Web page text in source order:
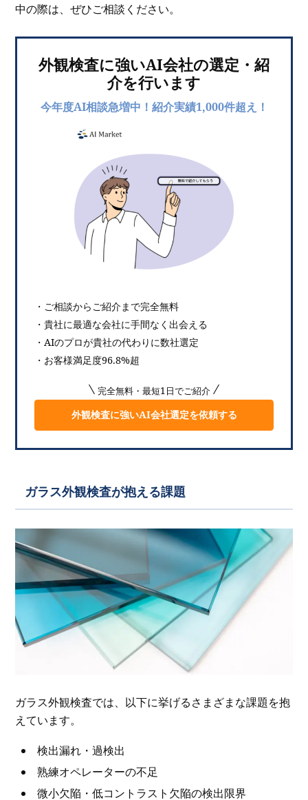
中の際は、ぜひご相談ください。
外観検査に強いAI会社の選定・紹
介を行います
今年度AI相談急増中！紹介実績1,000件超え！
・ご相談からご紹介まで完全無料
・貴社に最適な会社に手間なく出会える
・AIのプロが貴社の代わりに数社選定
・お客様満足度96.8%超
完全無料・最短1日でご紹介
外観検査に強いAI会社選定を依頼する
ガラス外観検査が抱える課題
ガラス外観検査では、以下に挙げるさまざまな課題を抱
えています。
検出漏れ・過検出
熟練オペレーターの不足
微小欠陥・低コントラスト欠陥の検出限界